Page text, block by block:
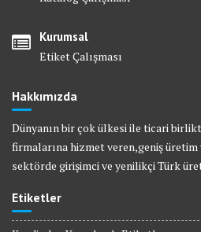
Kurumsal
Etiket Çalışması
Hakkımızda
Dünyanın bir çok ülkesi ile ticari
firmalarına hizmet veren,geniş
sektörde girişimci ve yenilikçi Türk
Etiketler